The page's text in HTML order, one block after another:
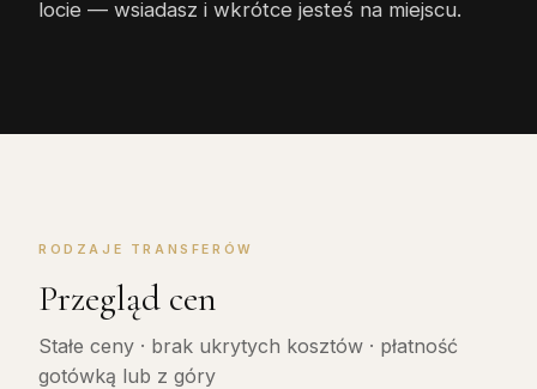
locie — wsiadasz i wkrótce jesteś na miejscu.
RODZAJE TRANSFERÓW
Przegląd cen
Stałe ceny · brak ukrytych kosztów · płatność
gotówką lub z góry